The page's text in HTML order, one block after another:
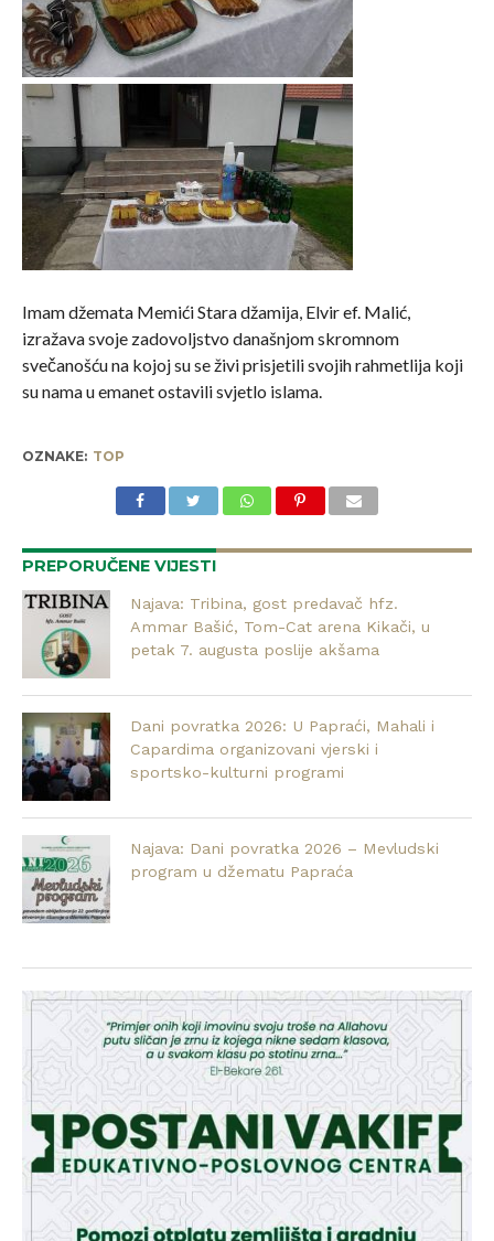
Imam džemata Memići Stara džamija, Elvir ef. Malić,
izražava svoje zadovoljstvo današnjom skromnom
svečanošću na kojoj su se živi prisjetili svojih rahmetlija koji
su nama u emanet ostavili svjetlo islama.
OZNAKE: TOP
PREPORUČENE VIJESTI
Najava: Tribina, gost predavač hfz.
Ammar Bašić, Tom-Cat arena Kikači, u
petak 7. augusta poslije akšama
Dani povratka 2026: U Papraći, Mahali i
Capardima organizovani vjerski i
sportsko-kulturni programi
Najava: Dani povratka 2026 – Mevludski
program u džematu Papraća